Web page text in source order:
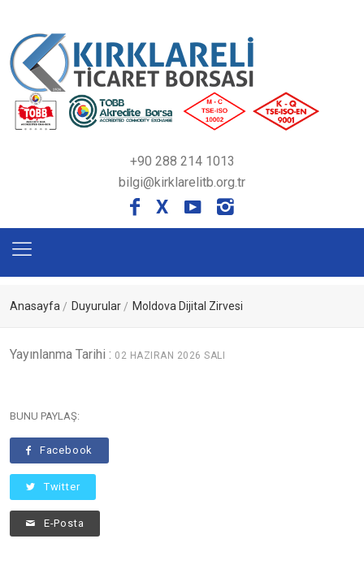
+90 288 214 1013
bilgi@kirklarelitb.org.tr
X
Anasayfa Duyurular Moldova Dijital Zirvesi
Yayınlanma Tarihi : 02 HAZIRAN 2026 SALI
BUNU PAYLAŞ:
Facebook
Twitter
E-Posta